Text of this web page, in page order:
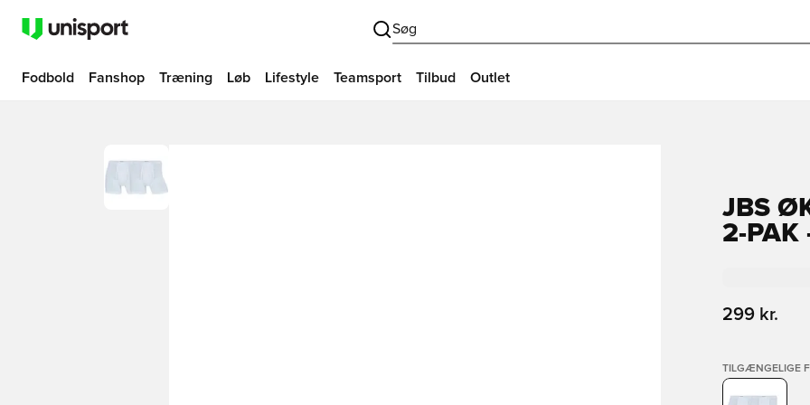
Søg
Fodbold Fanshop Træning Løb Lifestyle Teamsport Tilbud Outlet
JBS
2-PAK
299 kr.
TILGÆNGELIGE